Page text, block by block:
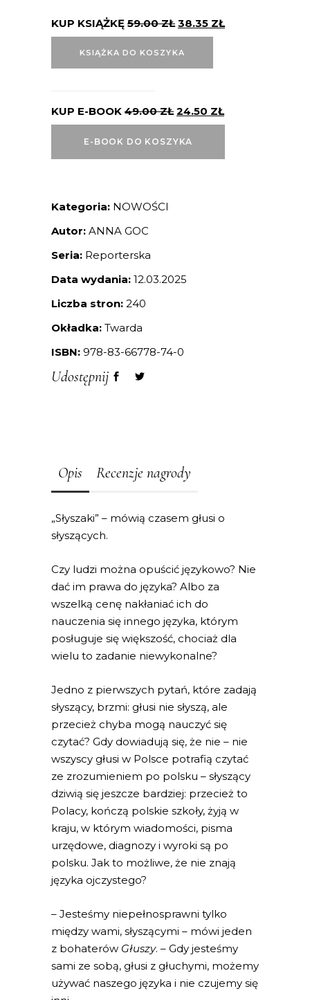
KUP KSIĄŻKĘ 59.00ZŁ 38.35 ZŁ
KSIĄŻKA DO KOSZYKA
KUP E-BOOK 49.00ZŁ 24.50 ZŁ
E-BOOK DO KOSZYKA
Kategoria: NOWOŚCI
Autor: ANNA GOC
Seria: Reporterska
Data wydania: 12.03.2025
Liczba stron: 240
Okładka: Twarda
ISBN: 978-83-66778-74-0
Udostępnij
Opis Recenzje nagrody
„Słyszaki” – mówią czasem głusi o
słyszących.
Czy ludzi można opuścić językowo? Nie
dać im prawa do języka? Albo za
wszelką cenę nakłaniać ich do
nauczenia się innego języka, którym
posługuje się większość, chociaż dla
wielu to zadanie niewykonalne?
Jedno z pierwszych pytań, które zadają
słyszący, brzmi: głusi nie słyszą, ale
przecież chyba mogą nauczyć się
czytać? Gdy dowiadują się, że nie – nie
wszyscy głusi w Polsce potrafią czytać
ze zrozumieniem po polsku – słyszący
dziwią się jeszcze bardziej: przecież to
Polacy, kończą polskie szkoły, żyją w
kraju, w którym wiadomości, pisma
urzędowe, diagnozy i wyroki są po
polsku. Jak to możliwe, że nie znają
języka ojczystego?
– Jesteśmy niepełnosprawni tylko
między wami, słyszącymi – mówi jeden
z bohaterów Głuszy. – Gdy jesteśmy
sami ze sobą, głusi z głuchymi, możemy
używać naszego języka i nie czujemy się